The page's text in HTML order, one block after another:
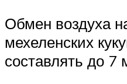
Обмен воздуха
мехеленских
составлять до 7